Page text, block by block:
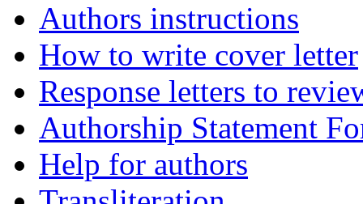
Authors instructions
How to write cover letter
Response letters to
Authorship Statement
Help for authors